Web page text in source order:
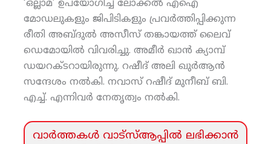
‘ഒല്ലാമ’ ഉപയോഗിച്ച് ലോക്കല്‍ എഐ
മോഡലുകളും ജിപിടികളും പ്രവര്‍ത്തിപ്പിക്കുന്ന
രീതി അബ്ദുല്‍ അസീസ് തങ്കായത്ത് ലൈവ്
ഡെമോയില്‍ വിവരിച്ചു. അമീര്‍ ഖാന്‍ ക്യാമ്പ്
ഡയറക്ടറായിരുന്നു. റഷീദ് അലി ഖുര്‍ആന്‍
സന്ദേശം നല്‍കി. നവാസ് റഷീദ് മുനീബ് ബി.
എച്ച്. എന്നിവര്‍ നേതൃത്വം നല്‍കി.
വാര്‍ത്തകള്‍ വാട്‌സ്‌ആപ്പില്‍ ലഭിക്കാന്‍